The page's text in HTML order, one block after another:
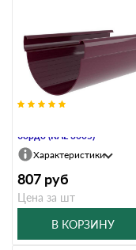
бордо (RAL 3005)
Характеристики
807 руб
Цена за шт
В КОРЗИНУ